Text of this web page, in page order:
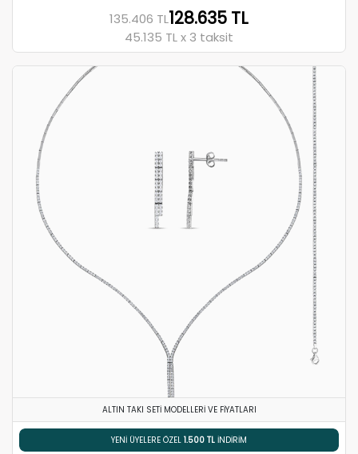
135.406 TL128.635 TL
45.135 TL x 3 taksit
ALTIN TAKI SETI MODELLERI VE FIYATLARI
% 5 HAVALE / EFT İNDIRIMI